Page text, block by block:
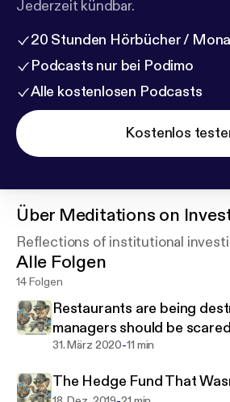
Jederzeit kündbar.
20 Stunden Hörbücher /
Podcasts nur bei Podimo
Alle kostenlosen Podcasts
Kostenlos
Über Meditations on
Reflections of institutional
Alle Folgen
14 Folgen
Restaurants are being
managers should be
31. März 2020-11 min
The Hedge Fund That